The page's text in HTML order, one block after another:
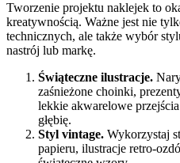
Tworzenie projektu naklejek to
kreatywnością. Ważne jest nie
technicznych, ale także wybór
nastrój lub markę.
Świąteczne ilustracje.
zaśnieżone choinki,
lekkie akwarelowe
głębię.
Styl vintage. Wykorzystaj
papieru, ilustracje retro-